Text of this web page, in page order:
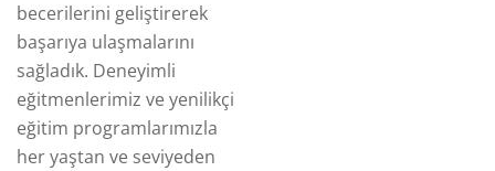
becerilerini geliştirerek
başarıya ulaşmalarını
sağladık. Deneyimli
eğitmenlerimiz ve yenilikçi
eğitim programlarımızla
her yaştan ve seviyeden